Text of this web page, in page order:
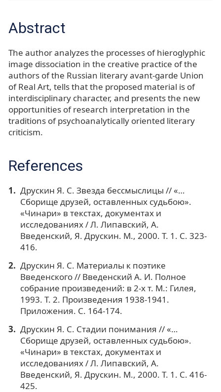
Abstract
The author analyzes the processes of hieroglyphic
image dissociation in the creative practice of the
authors of the Russian literary avant-garde Union
of Real Art, tells that the proposed material is of
interdisciplinary character, and presents the new
opportunities of research interpretation in the
traditions of psychoanalytically oriented literary
criticism.
References
Друскин Я. С. Звезда бессмыслицы // «…
Сборище друзей, оставленных судьбою».
«Чинари» в текстах, документах и
исследованиях / Л. Липавский, А.
Введенский, Я. Друскин. М., 2000. Т. 1. С. 323-
416.
Друскин Я. С. Материалы к поэтике
Введенского // Введенский А. И. Полное
собрание произведений: в 2-х т. М.: Гилея,
1993. Т. 2. Произведения 1938-1941.
Приложения. С. 164-174.
Друскин Я. С. Стадии понимания // «…
Сборище друзей, оставленных судьбою».
«Чинари» в текстах, документах и
исследованиях / Л. Липавский, А.
Введенский, Я. Друскин. М., 2000. Т. 1. С. 416-
425.